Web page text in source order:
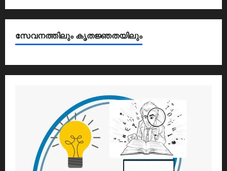
സേവനത്തിലും കൃതജ്ഞതയിലും